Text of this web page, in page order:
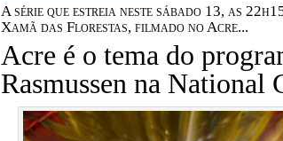
A série que estreia neste sábado 13, as
Xamã das Florestas, filmado no Acre...
Acre é o tema do
Rasmussen na National